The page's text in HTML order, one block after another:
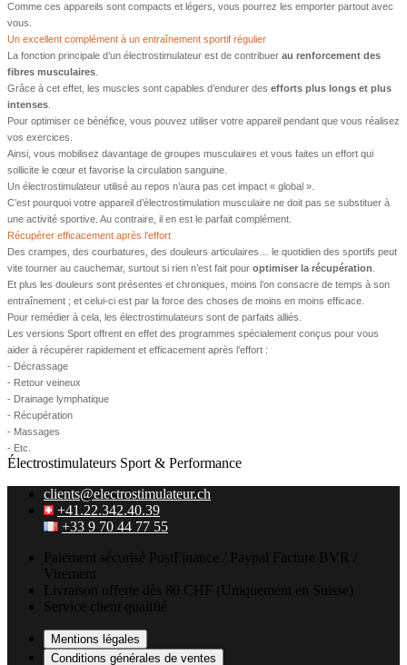
Comme ces appareils sont compacts et légers, vous pourrez les emporter partout avec
vous.
Un excellent complément à un entraînement sportif régulier
La fonction principale d’un électrostimulateur est de contribuer au renforcement des
fibres musculaires
Grâce à cet effet, les muscles sont capables d’endurer des efforts plus longs et plus
intenses
Pour optimiser ce bénéfice, vous pouvez utiliser votre appareil pendant que vous réalisez
vos exercices.
Ainsi, vous mobilisez davantage de groupes musculaires et vous faites un effort qui
sollicite le cœur et favorise la circulation sanguine.
Un électrostimulateur utilisé au repos n’aura pas cet impact « global ».
C’est pourquoi votre appareil d’électrostimulation musculaire ne doit pas se substituer à
une activité sportive. Au contraire, il en est le parfait complément.
Récupérer efficacement après l’effort
Des crampes, des courbatures, des douleurs articulaires… le quotidien des sportifs peut
vite tourner au cauchemar, surtout si rien n’est fait pour optimiser la récupération
Et plus les douleurs sont présentes et chroniques, moins l’on consacre de temps à son
entraînement ; et celui-ci est par la force des choses de moins en moins efficace.
Pour remédier à cela, les électrostimulateurs sont de parfaits alliés.
Les versions Sport offrent en effet des programmes spécialement conçus pour vous
aider à récupérer rapidement et efficacement après l’effort :
- Décrassage
- Retour veineux
- Drainage lymphatique
- Récupération
- Massages
- Etc.
Électrostimulateurs Sport & Performance
clients@electrostimulateur.ch
+41.22.342.40.39
+33 9 70 44 77 55
Paiement sécurisé PostFinance / Paypal Facture BVR /
Virement
Livraison offerte dès 80 CHF (Uniquement en Suisse)
Service client qualifié
Mentions légales
Conditions générales de ventes